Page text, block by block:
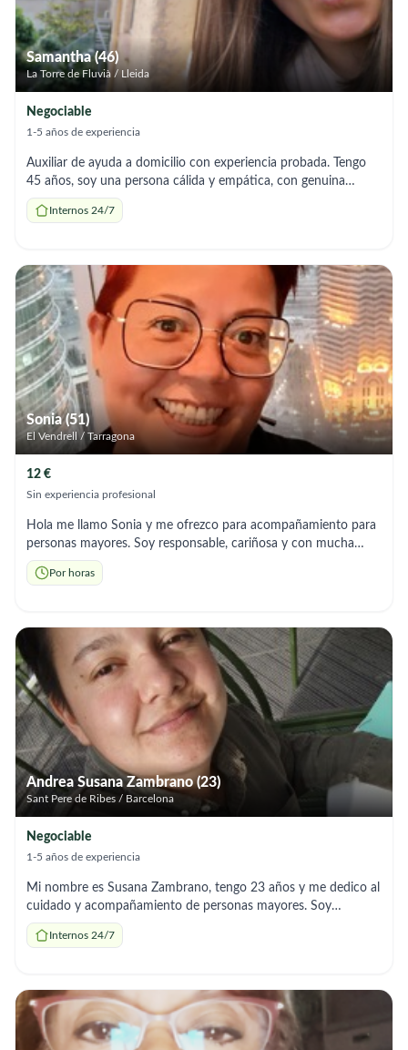
Samantha (46)
La Torre de Fluvià / Lleida
Negociable
1-5 años de experiencia
Auxiliar de ayuda a domicilio con experiencia probada. Tengo
45 años, soy una persona cálida y empática, con genuina
vocación de servicio y capacidad para asistir al paciente en los
trabajos del hogar, proporcionar apoyo físico y emocional, y
interna.
Internos 24/7
Sonia (51)
El Vendrell / Tarragona
12 €
Sin experiencia profesional
Hola me llamo Sonia y me ofrezco para acompañamiento para
personas mayores. Soy responsable, cariñosa y con mucha
empatía, podria ayudar a la realización de gestiones, ayuda en
la compra, salir a pasear, en resumen, acompañar para que no
Por horas
Andrea Susana Zambrano (23)
Sant Pere de Ribes / Barcelona
Negociable
1-5 años de experiencia
Mi nombre es Susana Zambrano, tengo 23 años y me dedico al
cuidado y acompañamiento de personas mayores. Soy
responsable, atenta y confiable, con disponibilidad inmediata
para cuidados puntuales o por horas, según lo necesite la
Internos 24/7